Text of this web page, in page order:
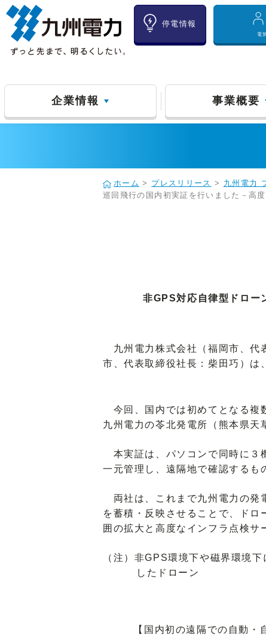
停電情報
電
企業情報 事業概要
ホーム > プレスリリース > 九州電力
巡回飛行の国内初実証を行いました－高
非GPS対応自律型ドロー
九州電力株式会社（福岡市、代
市、代表取締役社長：柴田巧）は
今回、国内では初めてとなる複
九州電力の苓北発電所（熊本県天
本実証は、パソコンで同時に３
一元管理し、遠隔地で確認するも
両社は、これまで九州電力の発
を蓄積・反映させることで、ド
囲の拡大と高度なインフラ点検サ
（注）非GPS環境下や磁界環境
したドローン
【国内初の遠隔での自動・